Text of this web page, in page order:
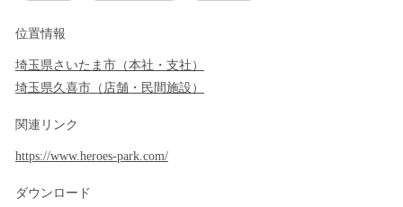
位置情報
埼玉県 さいたま市 （本社・支社 ）
埼玉県久喜市 （ 店舗・民間施設 ）
関連リンク
https://www.heroes-park.com/
ダウンロード